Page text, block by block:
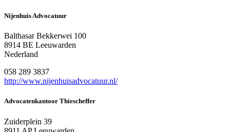
Nijenhuis Advocatuur
Balthasar Bekkerwei 100
8914 BE Leeuwarden
Nederland
058 289 3837
http://www.nijenhuisadvocatuur.nl/
Advocatenkantoor Thiescheffer
Zuiderplein 39